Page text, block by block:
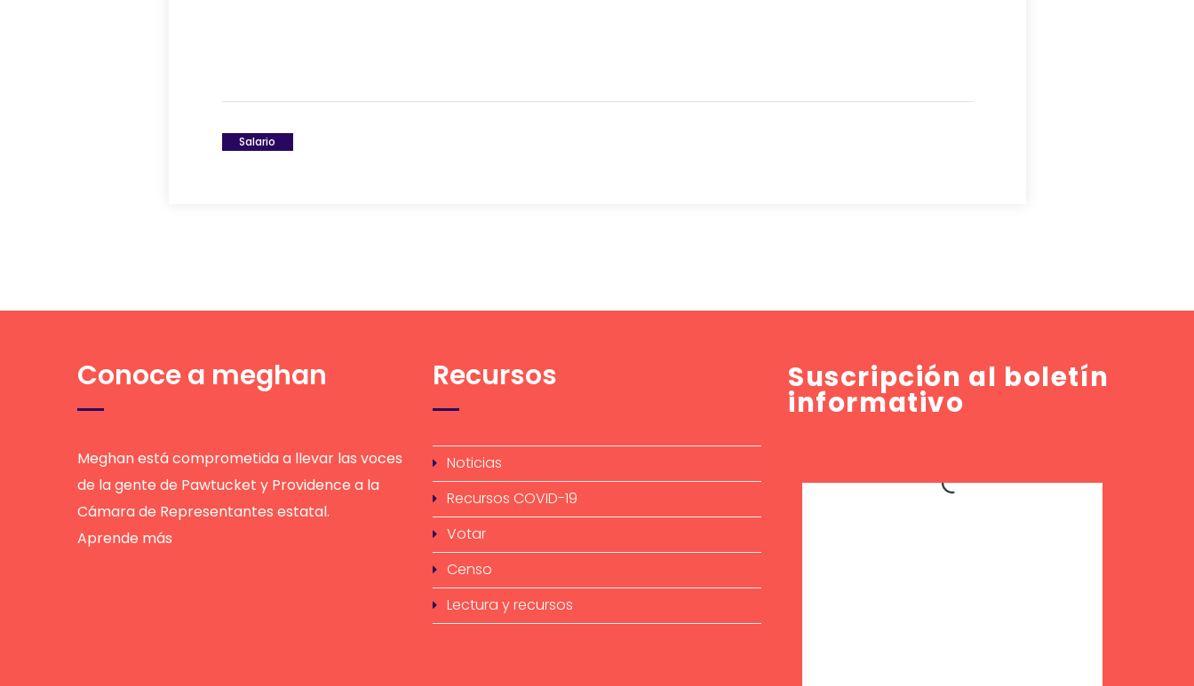
Salario
Conoce a meghan
Meghan está comprometida a llevar las voces
de la gente de Pawtucket y Providence a la
Cámara de Representantes estatal.
Aprende más
Recursos
Noticias
Recursos COVID-19
Votar
Censo
Lectura y recursos
Suscripción al boletín
informativo